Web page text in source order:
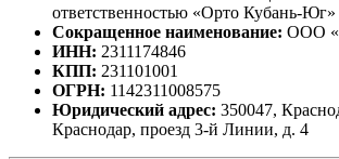
ответственностью «Орто Кубань-Юг»
Сокращенное наименование: ООО
ИНН: 2311174846
КПП: 231101001
ОГРН: 1142311008575
Юридический адрес: 350047,
Краснодар, проезд 3-й Линии, д. 4